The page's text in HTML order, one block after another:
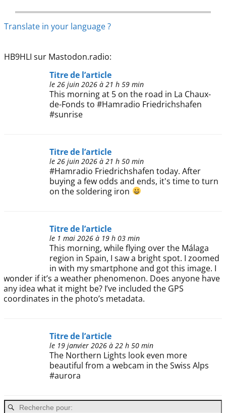
Translate in your language ?
HB9HLI sur Mastodon.radio:
Titre de l’article
le 26 juin 2026 à 21 h 59 min
This morning at 5 on the road in La Chaux-
de-Fonds to #Hamradio Friedrichshafen
#sunrise
Titre de l’article
le 26 juin 2026 à 21 h 50 min
#Hamradio Friedrichshafen today. After
buying a few odds and ends, it's time to turn
on the soldering iron
Titre de l’article
le 1 mai 2026 à 19 h 03 min
This morning, while flying over the Málaga
region in Spain, I saw a bright spot. I zoomed
in with my smartphone and got this image. I
wonder if it’s a weather phenomenon. Does anyone have
any idea what it might be? I’ve included the GPS
coordinates in the photo’s metadata.
Titre de l’article
le 19 janvier 2026 à 22 h 50 min
The Northern Lights look even more
beautiful from a webcam in the Swiss Alps
#aurora